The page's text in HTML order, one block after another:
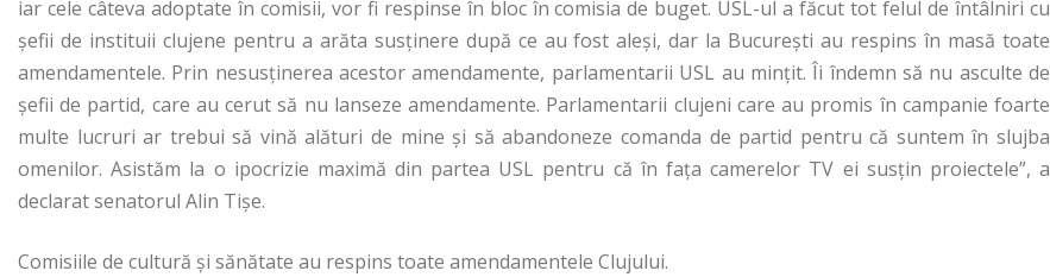
iar cele câteva adoptate în comisii, vor fi respinse în bloc în comisia de buget. USL-ul a făcut tot felul de întâlniri cu
șefii de instituii clujene pentru a arăta susținere după ce au fost aleși, dar la București au respins în masă toate
amendamentele. Prin nesusținerea acestor amendamente, parlamentarii USL au mințit. Îi îndemn să nu asculte de
șefii de partid, care au cerut să nu lanseze amendamente. Parlamentarii clujeni care au promis în campanie foarte
multe lucruri ar trebui să vină alături de mine și să abandoneze comanda de partid pentru că suntem în slujba
omenilor. Asistăm la o ipocrizie maximă din partea USL pentru că în fața camerelor TV ei susțin proiectele”, a
declarat senatorul Alin Tișe.
Comisiile de cultură și sănătate au respins toate amendamentele Clujului.